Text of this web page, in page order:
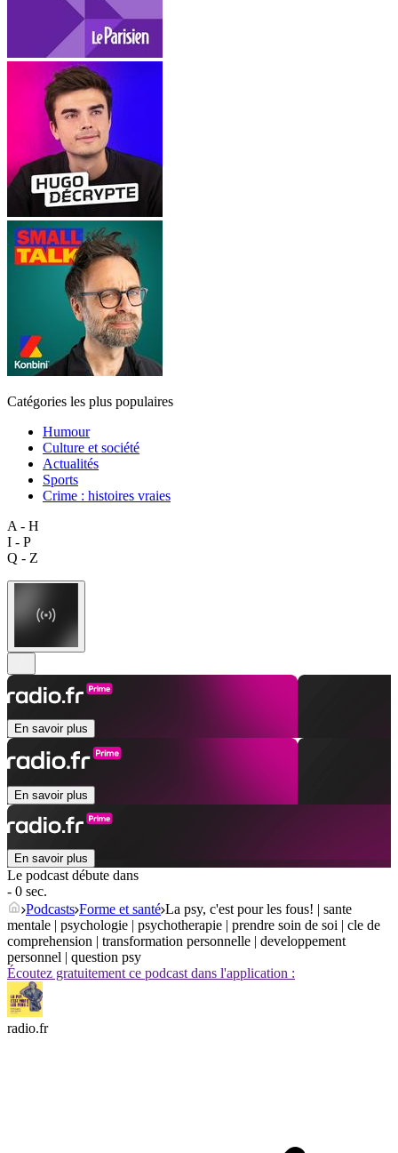
Catégories les plus populaires
Humour
Culture et société
Actualités
Sports
Crime : histoires vraies
A - H
I - P
Q - Z
En savoir plus
En savoir plus
En savoir plus
Le podcast débute dans
- 0 sec.
Podcasts Forme et santé La psy, c'est pour les fous! | sante
mentale | psychologie | psychotherapie | prendre soin de soi | cle de
comprehension | transformation personnelle | developpement
personnel | question psy
Écoutez gratuitement ce podcast dans l'application :
radio.fr